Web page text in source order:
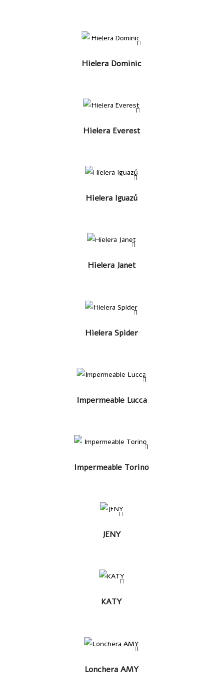
LEER MÁS
Hielera Dominic
LEER MÁS
Hielera Everest
LEER MÁS
Hielera Iguazú
LEER MÁS
Hielera Janet
LEER MÁS
Hielera Spider
LEER MÁS
Impermeable Lucca
LEER MÁS
Impermeable Torino
MÁS
JENY
MÁS
KATY
LEER MÁS
Lonchera AMY